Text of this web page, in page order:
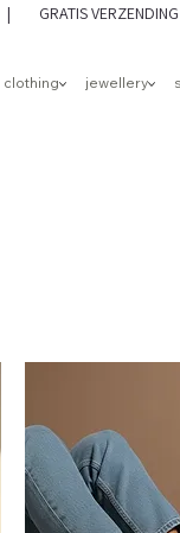
| GRATIS
clothing jewellery